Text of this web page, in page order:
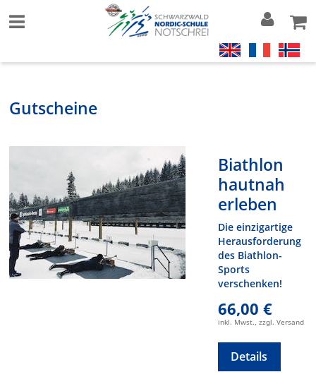
Gutscheine
Biathlon
hautnah
erleben
Die einzigartige
Herausforderung
des Biathlon-
Sports
verschenken!
66,00 €
inkl. Mwst., zzgl. Versand
Details